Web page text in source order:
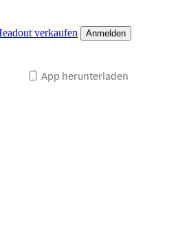
verkaufen Anmelden
App herunterladen